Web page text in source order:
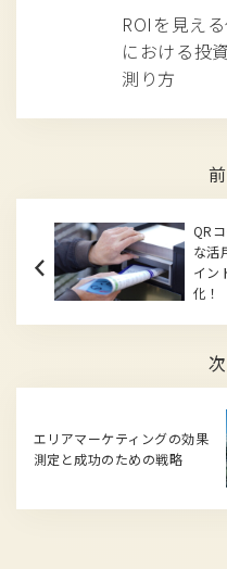
ROIを見え
における投
測り方
QR
な活
イン
化！
エリアマーケティングの効果
測定と成功のための戦略